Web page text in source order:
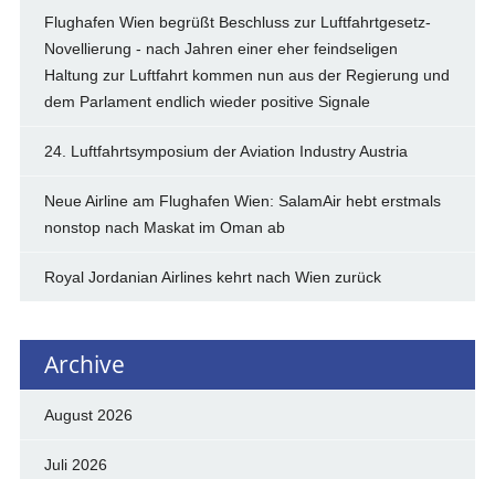
Flughafen Wien begrüßt Beschluss zur Luftfahrtgesetz-
Novellierung - nach Jahren einer eher feindseligen
Haltung zur Luftfahrt kommen nun aus der Regierung und
dem Parlament endlich wieder positive Signale
24. Luftfahrtsymposium der Aviation Industry Austria
Neue Airline am Flughafen Wien: SalamAir hebt erstmals
nonstop nach Maskat im Oman ab
Royal Jordanian Airlines kehrt nach Wien zurück
Archive
August 2026
Juli 2026